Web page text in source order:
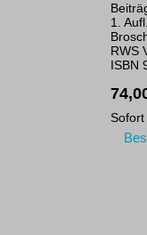
1.
RWS
ISBN